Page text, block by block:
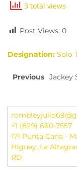
3 total views
Post Views: 0
Designation: Solo
Previous Jackey
+1 (829) 660-7557
171 Punta Cana -
Higuey, La
RD